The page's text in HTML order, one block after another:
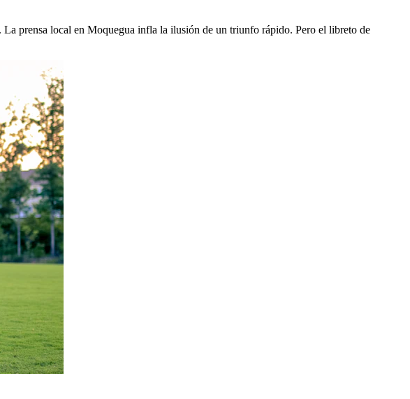
prensa local en Moquegua infla la ilusión de un triunfo rápido. Pero el libreto de